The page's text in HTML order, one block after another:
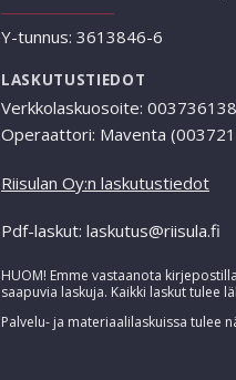
Y-tunnus: 3613846-6
LASKUTUSTIEDOT
Verkkolaskuosoite:
Operaattori: Maventa
Riisulan Oy:n laskutustiedot
Pdf-laskut: laskutus@riisula.fi
HUOM! Emme vastaanota
saapuvia laskuja. Kaikki laskut tulee
Palvelu- ja materiaalilaskuissa tulee